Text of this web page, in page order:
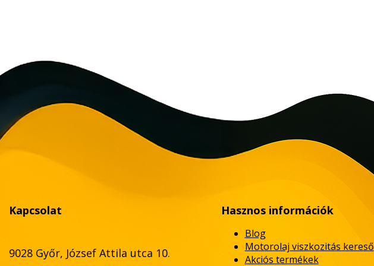
Kapcsolat
9028 Győr, József Attila utca 10.
Hasznos információk
Blog
Motorolaj viszkozitás kereső
Akciós termékek